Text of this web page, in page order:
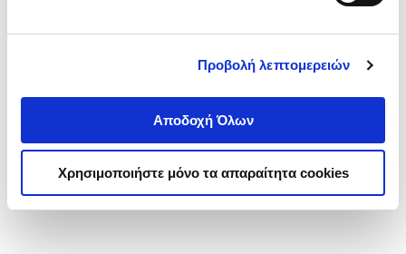
Προβολή λεπτομερειών
Αποδοχή Όλων
Χρησιμοποιήστε μόνο τα απαραίτητα cookies